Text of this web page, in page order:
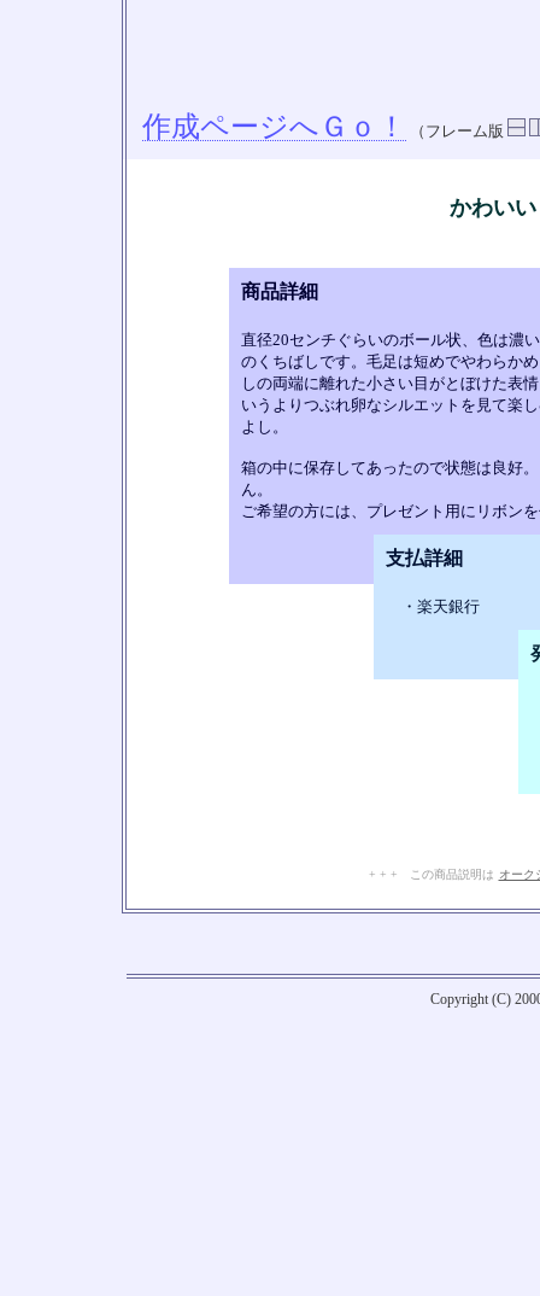
作成ページへＧｏ！ （フレーム版
かわい
商品詳細
直径20センチぐらいのボール状、色は濃
のくちばしです。毛足は短めでやわらか
しの両端に離れた小さい目がとぼけた表
いうよりつぶれ卵なシルエットを見て楽
よし。
箱の中に保存してあったので状態は良好
ん。
ご希望の方には、プレゼント用にリボン
支払詳細
・楽天銀行
+ + + この商品説明は オーク
Copyright (C)